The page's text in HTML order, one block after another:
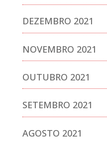
DEZEMBRO 2021
NOVEMBRO 2021
OUTUBRO 2021
SETEMBRO 2021
AGOSTO 2021